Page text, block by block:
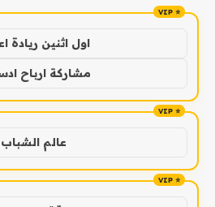
اول اثنين ريادة
مشاركة ارباح
عالم الشباب